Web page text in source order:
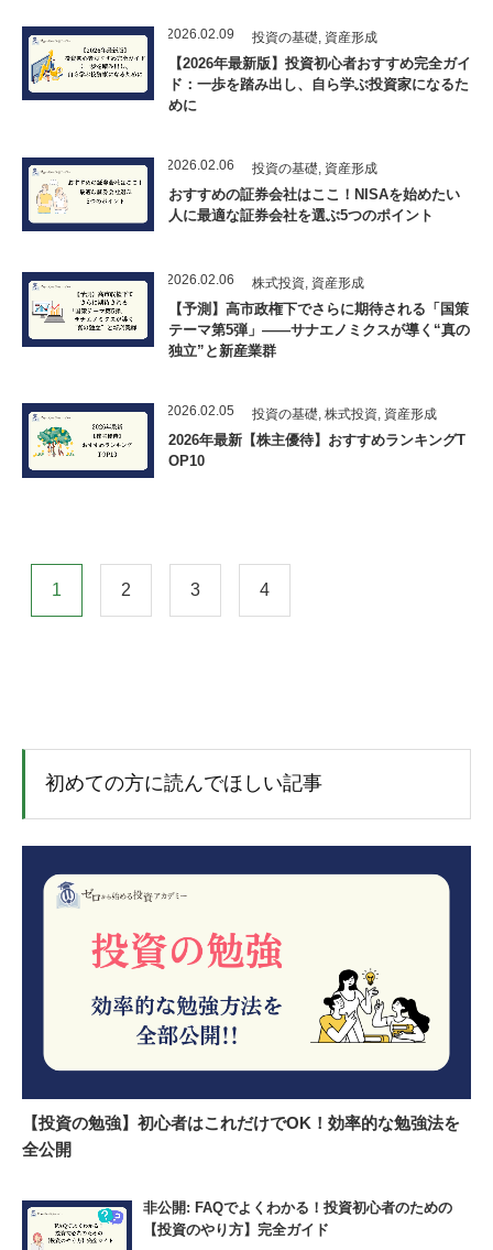
2026.02.09 投資の基礎 資産形成
【2026年最新版】投資初心者おすすめ完全ガイ
ド：一歩を踏み出し、自ら学ぶ投資家になるた
めに
2026.02.06 投資の基礎 資産形成
おすすめの証券会社はここ！NISAを始めたい
人に最適な証券会社を選ぶ5つのポイント
2026.02.06 株式投資, 資産形成
【予測】高市政権下でさらに期待される「国策
テーマ第5弾」——サナエノミクスが導く“真の
独立”と新産業群
2026.02.05 投資の基礎, 株式投資, 資産形成
2026年最新【株主優待】おすすめランキングT
OP10
1 2 3 4
初めての方に読んでほしい記事
【投資の勉強】初心者はこれだけでOK！効率的な勉強法を
全公開
非公開: FAQでよくわかる！投資初心者のための
【投資のやり方】完全ガイド